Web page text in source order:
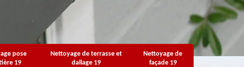
pose
19
Nettoyage de terrasse et
dallage 19
Nettoyage de
façade 19